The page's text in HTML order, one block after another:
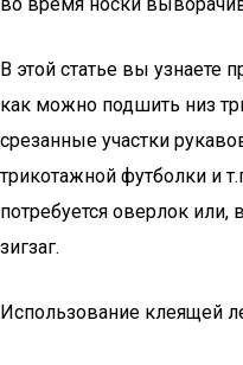
В этой статье вы узнаете
как можно подшить низ
срезанные участки
трикотажной футболки и
потребуется оверлок или,
зигзаг.
Использование клеящей